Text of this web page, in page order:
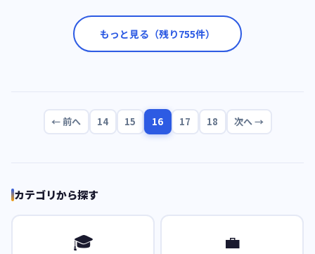
もっと見る（残り755件）
← 前へ 14 15 16 17 18 次へ →
カテゴリから探す
🎓 💼